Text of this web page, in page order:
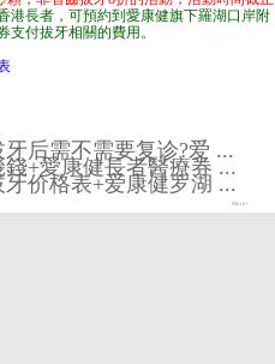
港長者，可預約到愛康健旗下羅湖口岸附
付拔牙相關的費用。
后需不需要复诊?爱 ...
+愛康健長者醫療券 ...
价格表+爱康健罗湖 ...
More+